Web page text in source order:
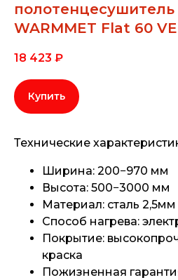
полотенцесушитель
WARMMET Flat 60 VE
18 423 ₽
Купить
Технические
Ширина: 200−970 мм
Высота: 500−3000 мм
Материал: сталь 2,5мм
Способ нагрева:
Покрытие:
краска
Пожизненная